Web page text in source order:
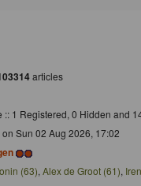
articles
:: 1 Registered, 0 Hidden and
on Sun 02 Aug 2026, 17:02
(63), Alex de Groot (61),